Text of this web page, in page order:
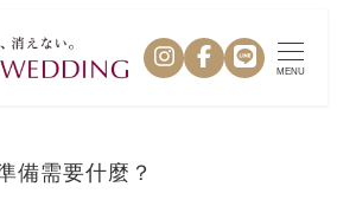
MENU
備需要什麼？